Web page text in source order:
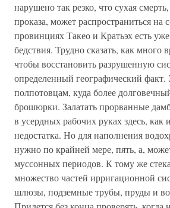
нарушено так резко, что сухая
проказа, может распространиться на
провинциях Такео и Кратьэх есть
бедствия. Трудно сказать, как много
чтобы восстановить разрушенную
определенный географический
полпотовцам, куда более
брошюрки. Залатать прорванные
в усердных рабочих руках здесь, как
недостатка. Но для наполнения
нужно по крайней мере, пять, а,
муссонных периодов. К тому же
множество частей ирригационной
шлюзы, подземные трубы, пруды и